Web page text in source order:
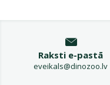
Raksti e-pastā
eveikals@dinozoo.lv